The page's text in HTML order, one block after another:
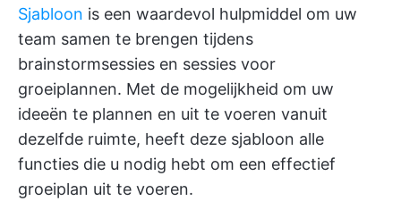
Sjabloon is een waardevol hulpmiddel om uw
team samen te brengen tijdens
brainstormsessies en sessies voor
groeiplannen. Met de mogelijkheid om uw
ideeën te plannen en uit te voeren vanuit
dezelfde ruimte, heeft deze sjabloon alle
functies die u nodig hebt om een effectief
groeiplan uit te voeren.